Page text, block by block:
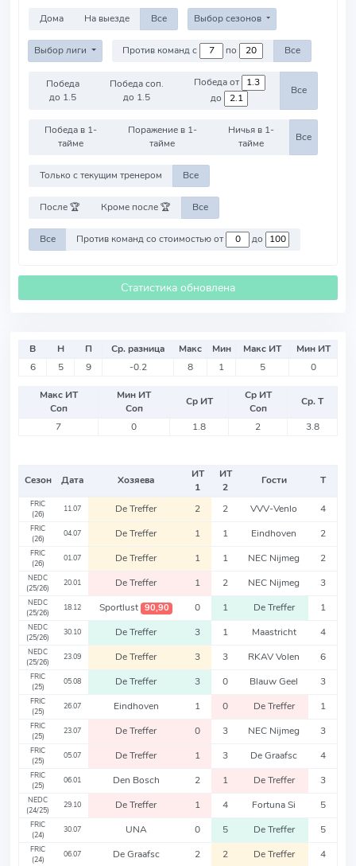
Дома На выезде Все Выбор сезонов
Выбор лиги Против команд с по Все
Победа
до 1.5
Победа соп.
до 1.5
Победа от
до
Все
Победа в 1-
тайме
Поражение в 1-
тайме
Ничья в 1-
тайме
Все
Только с текущим тренером Все
После 🏆 Кроме после 🏆 Все
Все Против команд со стоимостью от до
Статистика обновлена
В Н П Ср. разница Макс Мин Макс ИТ
Мин ИТ
6
5 9 -0.2 8 1 5 0
Макс ИТ
Соп
Мин ИТ
Соп
Ср ИТ
Ср ИТ
Соп
Ср. Т
7
0 1.8 2 3.8
Сезон Дата Хозяева
ИТ
1
ИТ
2
Гости Т
FRIC
(26)
11.07 De Treffer 2 2 VVV-Venlo 4
FRIC
(26)
04.07 De Treffer 1 1 Eindhoven 2
FRIC
(26)
01.07 De Treffer 1 1 NEC Nijmeg 2
NEDC
(25/26)
20.01 De Treffer 1 2 NEC Nijmeg 3
NEDC
(25/26)
18.12 Sportlust 90,90 0 1 De Treffer 1
NEDC
(25/26)
30.10 De Treffer 3 1 Maastricht 4
NEDC
(25/26)
23.09 De Treffer 3 3 RKAV Volen 6
FRIC
(25)
05.08 De Treffer 3 0 Blauw Geel 3
FRIC
(25)
26.07 Eindhoven 1 0 De Treffer 1
FRIC
(25)
23.07 De Treffer 0 3 NEC Nijmeg 3
FRIC
(25)
05.07 De Treffer 1 3 De Graafsc 4
FRIC
(25)
06.01 Den Bosch 2 1 De Treffer 3
NEDC
(24/25)
29.10 De Treffer 1 4 Fortuna Si 5
FRIC
(24)
30.07 UNA 0 5 De Treffer 5
FRIC
(24)
06.07 De Graafsc 2 2 De Treffer 4